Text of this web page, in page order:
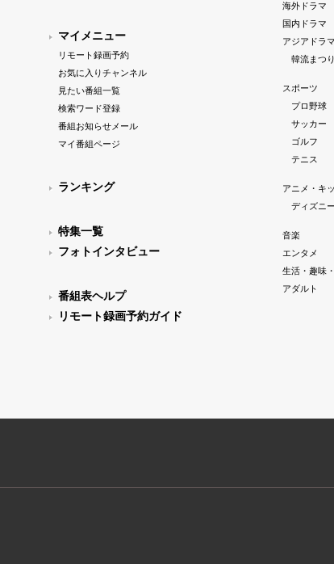
マイメニュー
リモート録画予約
お気に入りチャンネル
見たい番組一覧
検索ワード登録
番組お知らせメール
マイ番組ページ
ランキング
特集一覧
フォトインタビュー
番組表ヘルプ
リモート録画予約ガイド
海外ドラマ
国内ドラマ
アジアドラマ
韓流まつり
スポーツ
プロ野球
サッカー
ゴルフ
テニス
アニメ・キ
ディズニー
音楽
エンタメ
生活・趣味
アダルト